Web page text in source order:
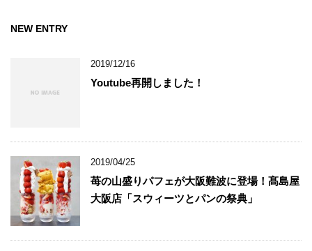
NEW ENTRY
2019/12/16
Youtube再開しました！
2019/04/25
苺の山盛りパフェが大阪難波に登場！髙島屋
大阪店「スウィーツとパンの祭典」